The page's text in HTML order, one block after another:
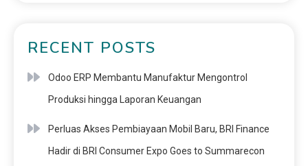
RECENT POSTS
Odoo ERP Membantu Manufaktur Mengontrol
Produksi hingga Laporan Keuangan
Perluas Akses Pembiayaan Mobil Baru, BRI Finance
Hadir di BRI Consumer Expo Goes to Summarecon